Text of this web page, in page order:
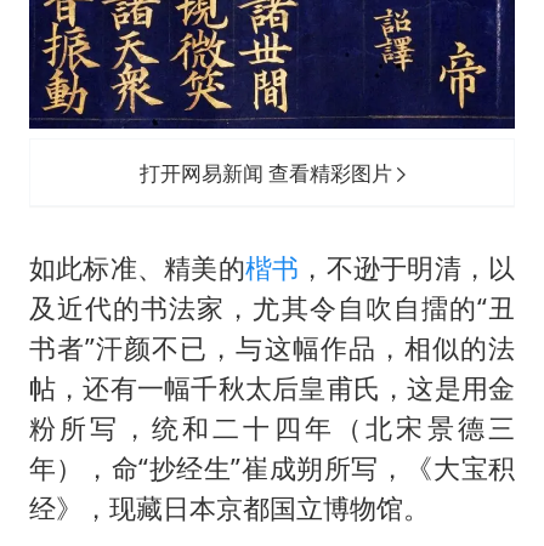
打开网易新闻 查看精彩图片
如此标准、精美的楷书 ，不逊于明清，以
及近代的书法家，尤其令自吹自擂的“丑
书者”汗颜不已，与这幅作品，相似的法
帖，还有一幅千秋太后皇甫氏，这是用金
粉所写，统和二十四年（北宋景德三
年），命“抄经生”崔成朔所写，《大宝积
经》，现藏日本京都国立博物馆。